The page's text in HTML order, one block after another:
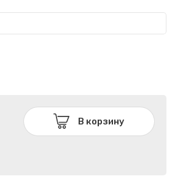
В корзину